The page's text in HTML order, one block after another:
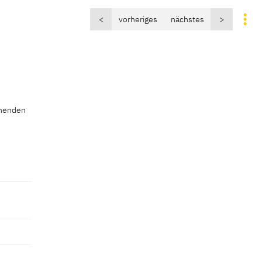
< vorheriges nächstes >